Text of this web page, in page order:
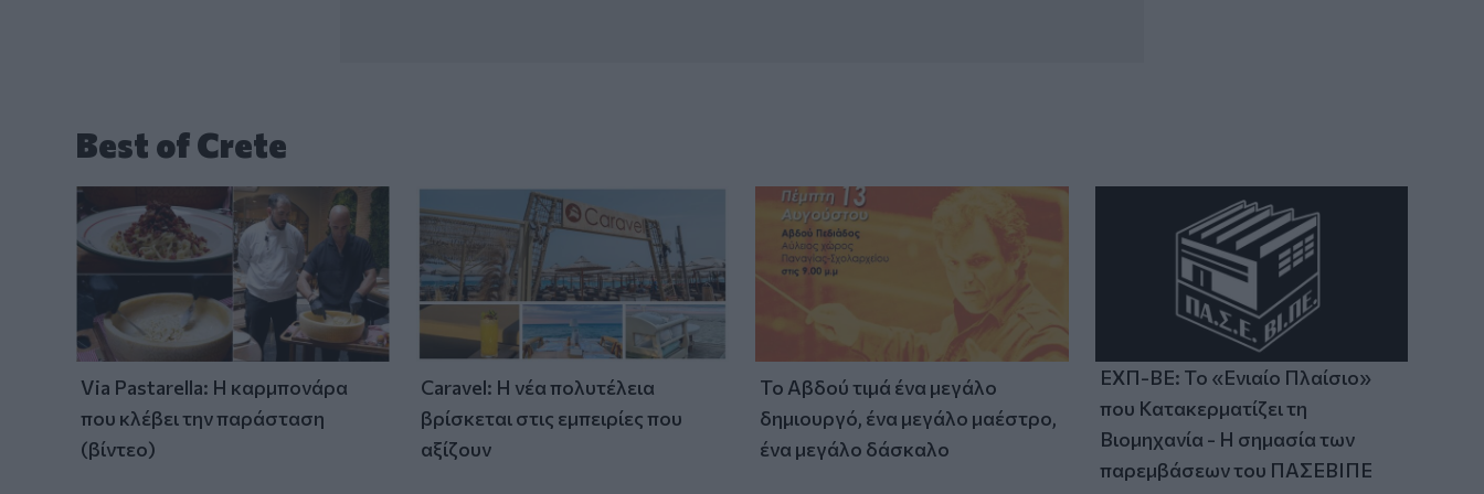
Best of Crete
Via Pastarella: Η καρμπονάρα
που κλέβει την παράσταση
(βίντεο)
Caravel: Η νέα πολυτέλεια
βρίσκεται στις εμπειρίες που
αξίζουν
Το Αβδού τιμά ένα μεγάλο
δημιουργό, ένα μεγάλο μαέστρο,
ένα μεγάλο δάσκαλο
ΕΧΠ-ΒΕ: Το «Ενιαίο Πλαίσιο»
που Κατακερματίζει τη
Βιομηχανία - Η σημασία των
παρεμβάσεων του ΠΑΣΕΒΙΠΕ